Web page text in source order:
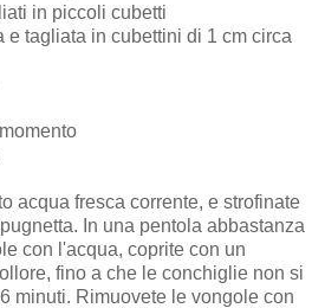
in piccoli cubetti
e tagliata in cubettini di 1 cm circa
acqua fresca corrente, e strofinate
In una pentola abbastanza
con l'acqua, coprite con un
fino a che le conchiglie non si
minuti. Rimuovete le vongole con